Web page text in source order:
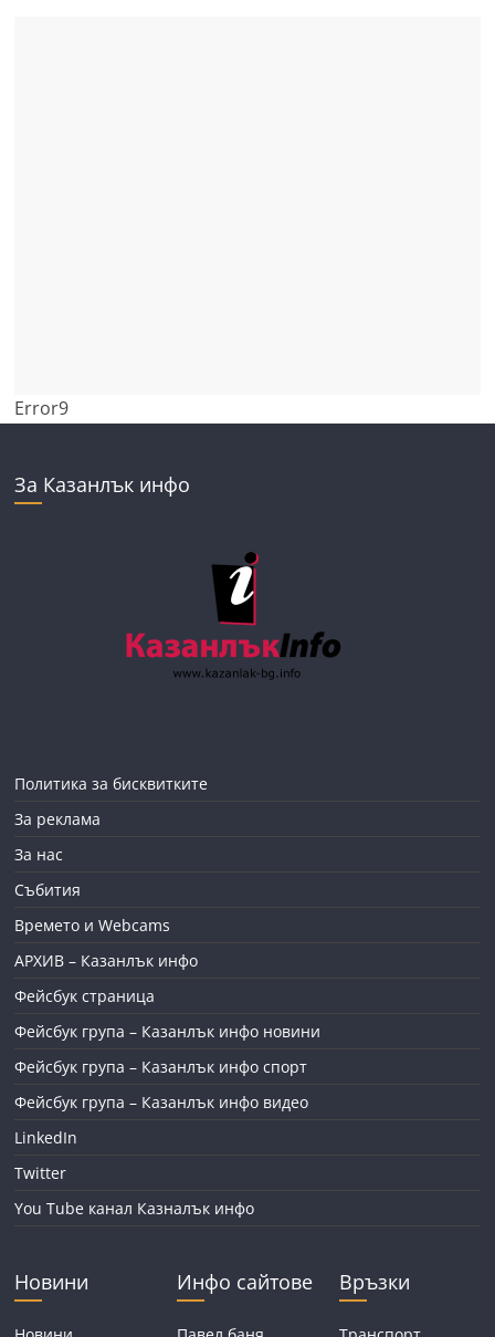
Error9
За Казанлък инфо
Политика за бисквитките
За реклама
За нас
Събития
Времето и Webcams
АРХИВ – Казанлък инфо
Фейсбук страница
Фейсбук група – Казанлък инфо новини
Фейсбук група – Казанлък инфо спорт
Фейсбук група – Казанлък инфо видео
LinkedIn
Twitter
You Tube канал Казналък инфо
Новини Инфо сайтове Връзки